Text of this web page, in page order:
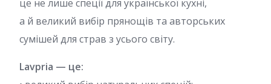
це не лише спеції для української кухні,
а й великий вибір прянощів та авторських
сумішей для страв з усього світу.
Lavpria — це: